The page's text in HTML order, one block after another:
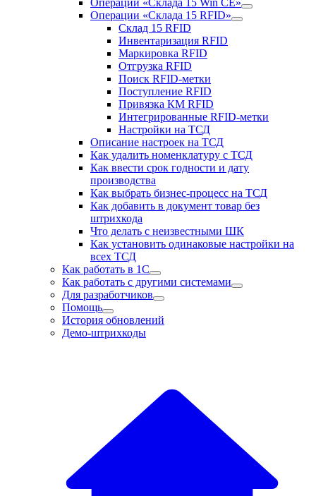
Операции «Склада 15 Win CE»
Операции «Склада 15 RFID»
Склад 15 RFID
Инвентаризация RFID
Маркировка RFID
Отгрузка RFID
Поиск RFID-метки
Поступление RFID
Привязка КМ RFID
Интегрированные RFID-метки
Настройки на ТСД
Описание настроек на ТСД
Как удалить номенклатуру с ТСД
Как ввести срок годности и дату
производства
Как выбрать бизнес-процесс на ТСД
Как добавить в документ товар без
штрихкода
Что делать с неизвестными ШК
Как установить одинаковые настройки на
всех ТСД
Как работать в 1С
Как работать с другими системами
Для разработчиков
Помощь
История обновлений
Демо-штрихкоды